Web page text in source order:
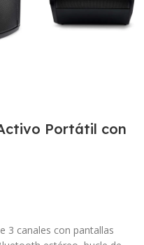
Portátil con
3 canales con pantallas